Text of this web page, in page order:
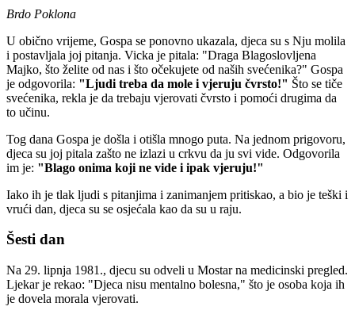
Brdo Poklona
U obično vrijeme, Gospa se ponovno ukazala, djeca su s Nju molila
i postavljala joj pitanja. Vicka je pitala: "Draga Blagoslovljena
Majko, što želite od nas i što očekujete od naših svećenika?" Gospa
je odgovorila: "Ljudi treba da mole i vjeruju čvrsto!" Što se tiče
svećenika, rekla je da trebaju vjerovati čvrsto i pomoći drugima da
to učinu.
Tog dana Gospa je došla i otišla mnogo puta. Na jednom prigovoru,
djeca su joj pitala zašto ne izlazi u crkvu da ju svi vide. Odgovorila
im je: "Blago onima koji ne vide i ipak vjeruju!"
Iako ih je tlak ljudi s pitanjima i zanimanjem pritiskao, a bio je teški i
vrući dan, djeca su se osjećala kao da su u raju.
Šesti dan
Na 29. lipnja 1981., djecu su odveli u Mostar na medicinski pregled.
Ljekar je rekao: "Djeca nisu mentalno bolesna," što je osoba koja ih
je dovela morala vjerovati.